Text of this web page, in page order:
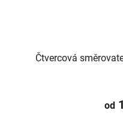
Čtvercová
od